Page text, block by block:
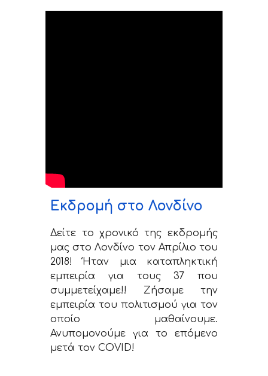
Εκδρομή στο Λονδίνο
Δείτε το χρονικό της εκδρομής
μας στο Λονδίνο τον Απρίλιο του
2018! Ήταν μια καταπληκτική
εμπειρία για τους 37 που
συμμετείχαμε!! Ζήσαμε την
εμπειρία του πολιτισμού για τον
οποίο μαθαίνουμε.
Ανυπομονούμε για το επόμενο
μετά τον COVID!